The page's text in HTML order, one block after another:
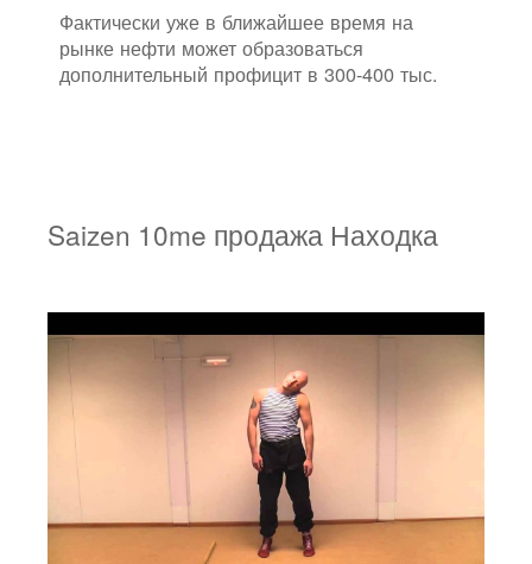
Фактически уже в ближайшее время на
рынке нефти может образоваться
дополнительный профицит в 300-400 тыс.
Saizen 10me продажа Находка